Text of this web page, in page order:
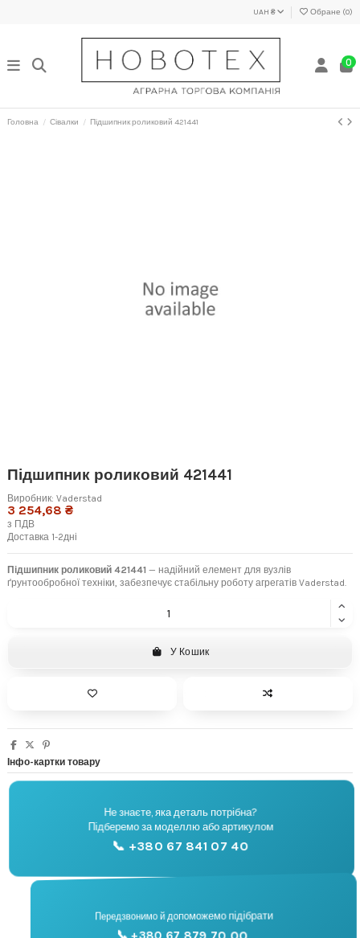
UAH ₴ Обране (0)
0
Головна Сівалки Підшипник роликовий 421441
Підшипник роликовий 421441
Виробник: Vaderstad
3 254,68 ₴
з ПДВ
Доставка 1-2дні
Підшипник роликовий 421441 — надійний елемент для вузлів
ґрунтообробної техніки, забезпечує стабільну роботу агрегатів Vaderstad.
У Кошик
Інфо-картки товару
🔧
Підбір запчастин
Не знаєте, яка деталь потрібна?
Підберемо за моделлю або артикулом
📞 +380 67 841 07 40
📞
Передзвонимо й допоможемо підібрати